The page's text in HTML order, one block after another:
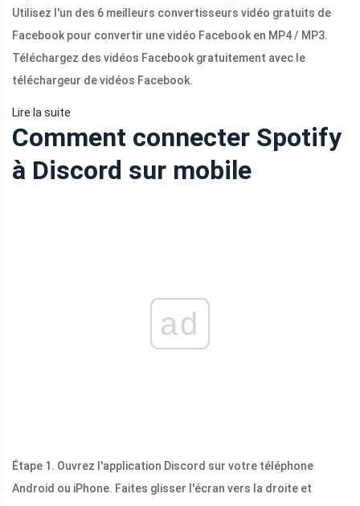
Utilisez l'un des 6 meilleurs convertisseurs vidéo gratuits de
Facebook pour convertir une vidéo Facebook en MP4 / MP3.
Téléchargez des vidéos Facebook gratuitement avec le
téléchargeur de vidéos Facebook.
Lire la suite
Comment connecter Spotify
à Discord sur mobile
ad
Étape 1. Ouvrez l'application Discord sur votre téléphone
Android ou iPhone. Faites glisser l'écran vers la droite et